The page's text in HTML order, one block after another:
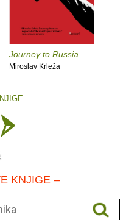
Journey to Russia
Miroslav Krleža
KNJIGE –